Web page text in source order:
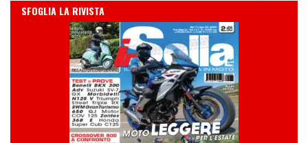
IN EDICOLA
SFOGLIA LA RIVISTA